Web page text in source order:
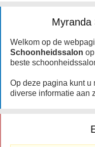
Myranda
Welkom op de
Schoonheidssalon op
beste
Op deze pagina kunt u
diverse informatie aan